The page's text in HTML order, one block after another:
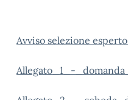
Avviso selezione
Allegato_1_-